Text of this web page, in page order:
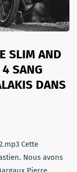
SLIM AND
SANG
DANS
Cette
Nous avons